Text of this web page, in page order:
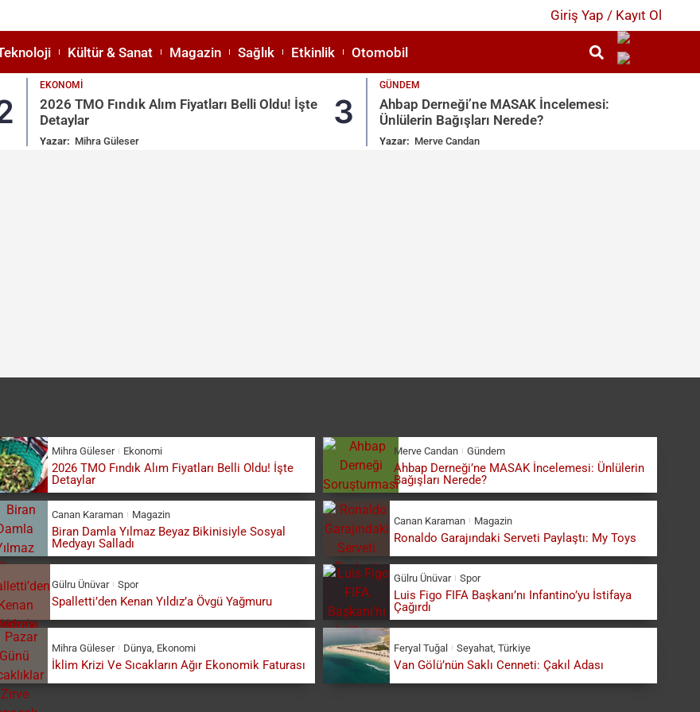
Giriş Yap / Kayıt Ol
Kültür & Sanat Magazin Sağlık Etkinlik Otomobil
EKONOMI
2026 TMO Fındık Alım Fiyatları Belli Oldu! İşte
Detaylar
Yazar: Mihra Güleser
3
GÜNDEM
Ahbap Derneği’ne MASAK İncelemesi:
Ünlülerin Bağışları Nerede?
Yazar: Merve Candan
Mihra Güleser Ekonomi
2026 TMO Fındık Alım Fiyatları Belli Oldu! İşte
Detaylar
Merve Candan Gündem
Ahbap Derneği’ne MASAK İncelemesi: Ünlülerin
Bağışları Nerede?
Canan Karaman Magazin
Biran Damla Yılmaz Beyaz Bikinisiyle Sosyal
Medyayı Salladı
Canan Karaman Magazin
Ronaldo Garajındaki Serveti Paylaştı: My Toys
Gülru Ünüvar Spor
Spalletti’den Kenan Yıldız’a Övgü Yağmuru
Gülru Ünüvar Spor
Luis Figo FIFA Başkanı’nı Infantino’yu İstifaya
Çağırdı
Mihra Güleser Dünya Ekonomi
İklim Krizi Ve Sıcakların Ağır Ekonomik Faturası
Feryal Tuğal Seyahat Türkiye
Van Gölü’nün Saklı Cenneti: Çakıl Adası